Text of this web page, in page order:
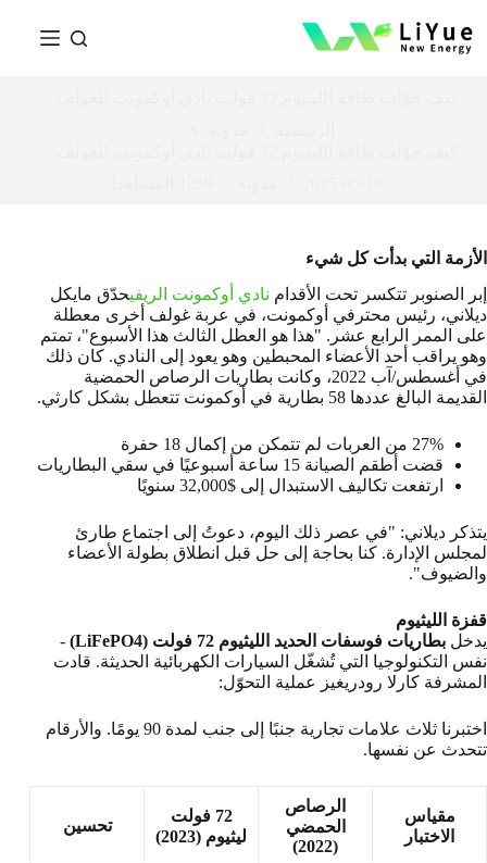
过
الأزمة التي بدأت كل شيء
إبر الصنوبر تتكسر تحت الأقدام نادي أوكمونت الريفيحدّق مايكل
ديلاني، رئيس محترفي أوكمونت، في عربة غولف أخرى معطلة
على الممر الرابع عشر. "هذا هو العطل الثالث هذا الأسبوع"، تمتم
وهو يراقب أحد الأعضاء المحبطين وهو يعود إلى النادي. كان ذلك
في أغسطس/آب 2022، وكانت بطاريات الرصاص الحمضية
القديمة البالغ عددها 58 بطارية في أوكمونت تتعطل بشكل كارثي.
27% من العربات لم تتمكن من إكمال 18 حفرة
قضت أطقم الصيانة 15 ساعة أسبوعيًا في سقي البطاريات
ارتفعت تكاليف الاستبدال إلى $32,000 سنويًا
يتذكر ديلاني: "في عصر ذلك اليوم، دعوتُ إلى اجتماع طارئ
لمجلس الإدارة. كنا بحاجة إلى حل قبل انطلاق بطولة الأعضاء
والضيوف".
قفزة الليثيوم
يدخل بطاريات فوسفات الحديد الليثيوم 72 فولت (LiFePO4)
-
نفس التكنولوجيا التي تُشغّل السيارات الكهربائية الحديثة. قادت
المشرفة كارلا رودريغيز عملية التحوّل:
اختبرنا ثلاث علامات تجارية جنبًا إلى جنب لمدة 90 يومًا. والأرقام
تتحدث عن نفسها.
مقياس
الاختبار
الرصاص
الحمضي
(2022)
72 فولت
ليثيوم (2023)
تحسين